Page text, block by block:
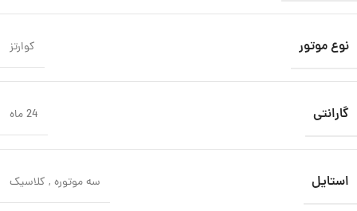
نوع موتور کوارتز
گارانتی 24 ماه
استایل سه موتوره , کلاسیک